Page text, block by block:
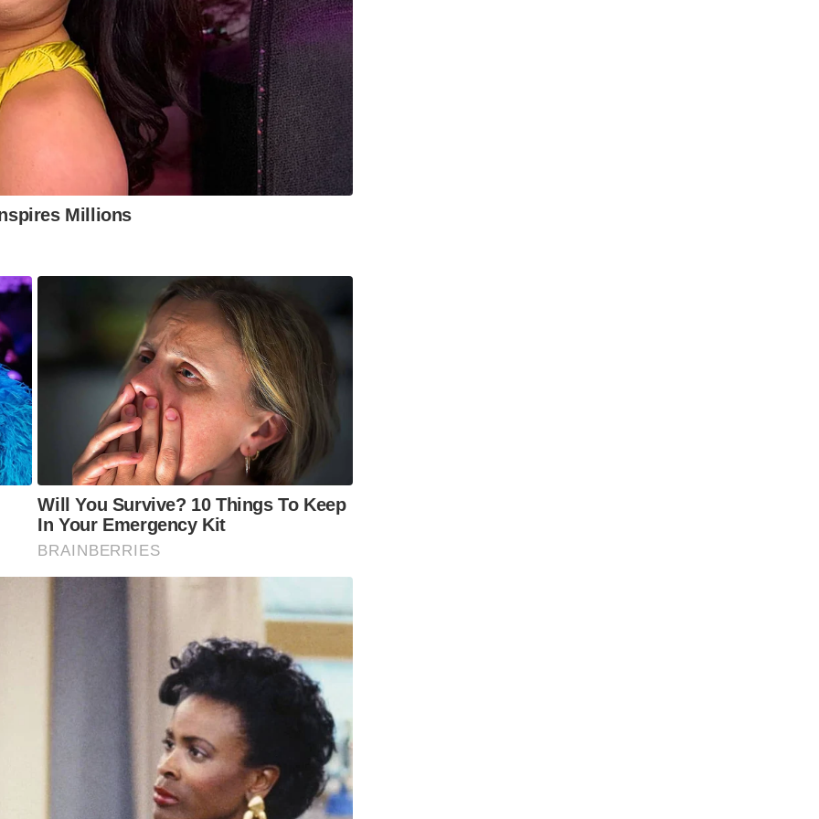
juntos, consolidando uma identidade de
e seu futuro.
Abaixo
(último dado disponível)
maiores do Brasil
R$516.461.057,62 (2024)
S.A. na Mina de Brucutu, que elevou a
robustos.
do consumo local, atração de novos
Millions
Will You Survive? 10 Things To Keep
In Your Emergency Kit
BRAINBERRIES